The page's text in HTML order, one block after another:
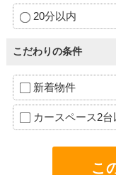
20分以内
こだわりの条件
新着物件
カースペース2台